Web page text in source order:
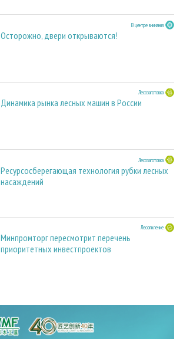
В центре внимания
Осторожно, двери открываются!
Лесозаготовка
Динамика рынка лесных машин в России
Лесозаготовка
Ресурсосберегающая технология рубки лесных
насаждений
Лесопиление
Минпромторг пересмотрит перечень
приоритетных инвестпроектов